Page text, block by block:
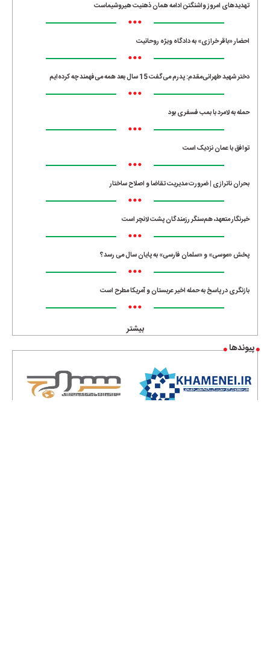
تهدیدهای امروز واشنگتن ادامه همان ذهنیت هیروشیماست
•••
احضار «باقر خرازی» به دادگاه ویژه روحانیت
•••
دختر شهید طهرانی‌مقدم: پدرم می‌گفت 15 سال بعد همه می‌فهمند چه کرده‌ایم
•••
حمله به لامرد با بمب فسفری بود
•••
توافق با عمان نزدیک است
•••
بحران ناترازی | ضرورت مدیریت تقاضا و اصلاح ساختار
•••
خبرنگار متعهد، هم‌سنگر رزمندگان پشت لانچر است
•••
پخش «موسی» و «سلمان فارسی» به پایان سال می رسد؟
•••
بازنگری در پاسخ به حمله اخیر عربستان و آمریکا مطرح است
•••
بیشتر
پیوندها